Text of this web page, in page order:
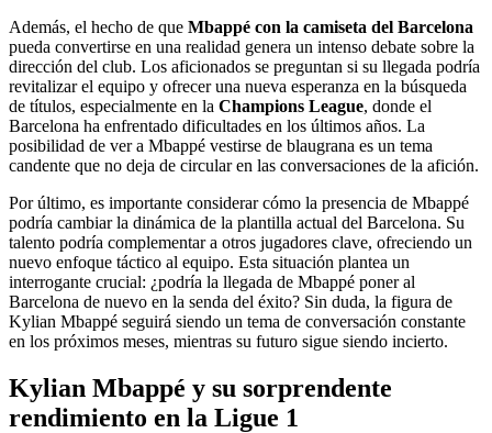
Además, el hecho de que Mbappé con la camiseta del Barcelona
pueda convertirse en una realidad genera un intenso debate sobre la
dirección del club. Los aficionados se preguntan si su llegada podría
revitalizar el equipo y ofrecer una nueva esperanza en la búsqueda
de títulos, especialmente en la Champions League, donde el
Barcelona ha enfrentado dificultades en los últimos años. La
posibilidad de ver a Mbappé vestirse de blaugrana es un tema
candente que no deja de circular en las conversaciones de la afición.
Por último, es importante considerar cómo la presencia de Mbappé
podría cambiar la dinámica de la plantilla actual del Barcelona. Su
talento podría complementar a otros jugadores clave, ofreciendo un
nuevo enfoque táctico al equipo. Esta situación plantea un
interrogante crucial: ¿podría la llegada de Mbappé poner al
Barcelona de nuevo en la senda del éxito? Sin duda, la figura de
Kylian Mbappé seguirá siendo un tema de conversación constante
en los próximos meses, mientras su futuro sigue siendo incierto.
Kylian Mbappé y su sorprendente
rendimiento en la Ligue 1